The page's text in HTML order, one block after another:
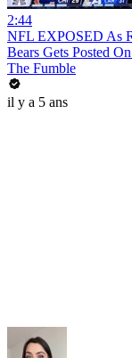
2:44
NFL EXPOSED As
Bears Gets Posted
The Fumble
il y a 5 ans